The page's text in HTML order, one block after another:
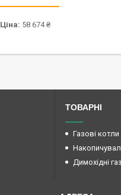
Ціна: 58 674 ₴
ТОВАРНІ
Газові котли
Димохідні